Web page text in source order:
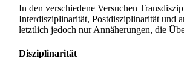
In den verschiedene Versuchen
Interdisziplinarität, Postdisziplinarität und
letztlich jedoch nur Annäherungen, die
Disziplinarität